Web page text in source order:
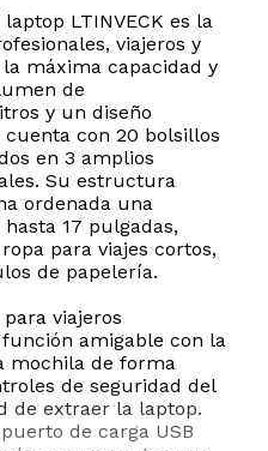
LTINVECK es la
viajeros y
máxima capacidad y
de
y un diseño
con 20 bolsillos
en 3 amplios
Su estructura
ordenada una
17 pulgadas,
para viajes cortos,
de papelería.
viajeros
amigable con la
mochila de forma
de seguridad del
de extraer la laptop.
de carga USB